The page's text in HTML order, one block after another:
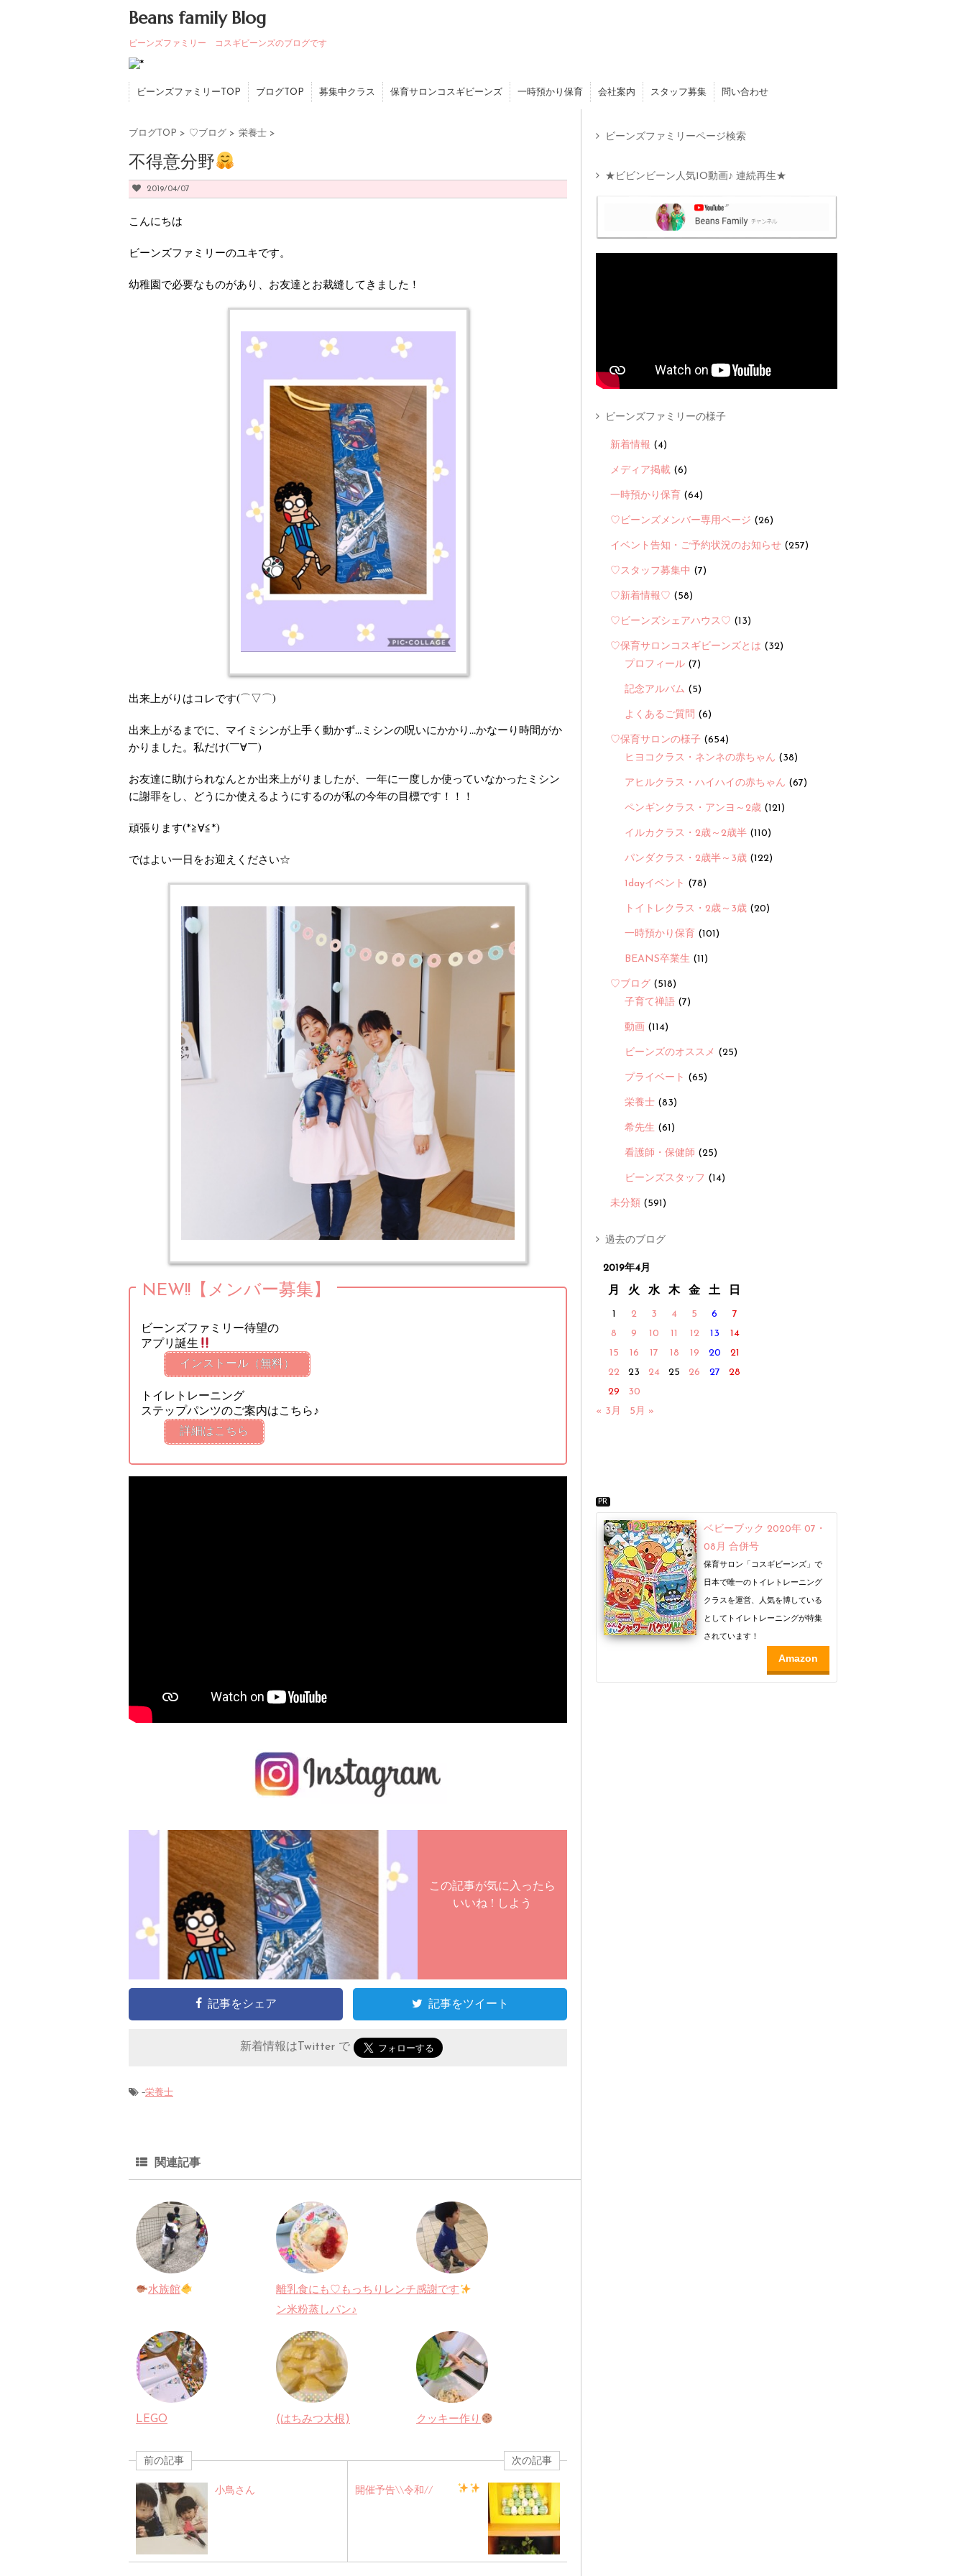
Beans family Blog
ビーンズファミリー コスギビーンズのブログです
ビーンズファミリーTOP ブログTOP 募集中クラス 保育サロンコスギビーンズ 一時預かり保育 会社案内 スタッフ募集 問い合わせ
ブログTOP > ♡ブログ > 栄養士 >
不得意分野
2019/04/07
こんにちは
ビーンズファミリーのユキです。
幼稚園で必要なものがあり、お友達とお裁縫してきました！
出来上がりはコレです(⌒▽⌒)
出来上がるまでに、マイミシンが上手く動かず…ミシンの呪いにかかり…かなーり時間がか
かりました。私だけ(￣∀￣)
お友達に助けられなんとか出来上がりましたが、一年に一度しか使っていなかったミシン
に謝罪をし、どうにか使えるようにするのが私の今年の目標です！！！
頑張ります(*≧∀≦*)
ではよい一日をお迎えください☆
NEW!!【メンバー募集】
ビーンズファミリー待望の
アプリ誕生
インストール（無料）
トイレトレーニング
ステップパンツのご案内はこちら♪
詳細はこちら
この記事が気に入ったら
いいね ! しよう
記事をシェア 記事をツイート
新着情報はTwitter で
-栄養士
関連記事
水族館
離乳食にも♡もっちりレンチ
ン米粉蒸しパン♪
感謝です
LEGO (はちみつ大根) クッキー作り
前の記事
小鳥さん
次の記事
開催予告\\令和//
ビーンズファミリーページ検索
★ビビンビーン人気10動画♪ 連続再生★
ビーンズファミリーの様子
新着情報 (4)
メディア掲載 (6)
一時預かり保育 (64)
♡ビーンズメンバー専用ページ (26)
イベント告知・ご予約状況のお知らせ (257)
♡スタッフ募集中 (7)
♡新着情報♡ (58)
♡ビーンズシェアハウス♡ (13)
♡保育サロンコスギビーンズとは (32)
プロフィール (7)
記念アルバム (5)
よくあるご質問 (6)
♡保育サロンの様子 (654)
ヒヨコクラス・ネンネの赤ちゃん (38)
アヒルクラス・ハイハイの赤ちゃん (67)
ペンギンクラス・アンヨ～2歳 (121)
イルカクラス・2歳～2歳半 (110)
パンダクラス・2歳半～3歳 (122)
1dayイベント (78)
トイトレクラス・2歳～3歳 (20)
一時預かり保育 (101)
BEANS卒業生 (11)
♡ブログ (518)
子育て禅語 (7)
動画 (114)
ビーンズのオススメ (25)
プライベート (65)
栄養士 (83)
希先生 (61)
看護師・保健師 (25)
ビーンズスタッフ (14)
未分類 (591)
過去のブログ
2019年4月
月 火 水 木 金 土 日
1 2 3 4 5 6
7
8
9 10 11 12 13
14
15
16 17 18 19 20
21
22
23 24 25 26 27
28
29
30
« 3月
5月 »
PR
ベビーブック 2020年 07・
08月 合併号
保育サロン「コスギビーンズ」で
日本で唯一のトイレトレーニング
クラスを運営、人気を博している
としてトイレトレーニングが特集
されています！
Amazon